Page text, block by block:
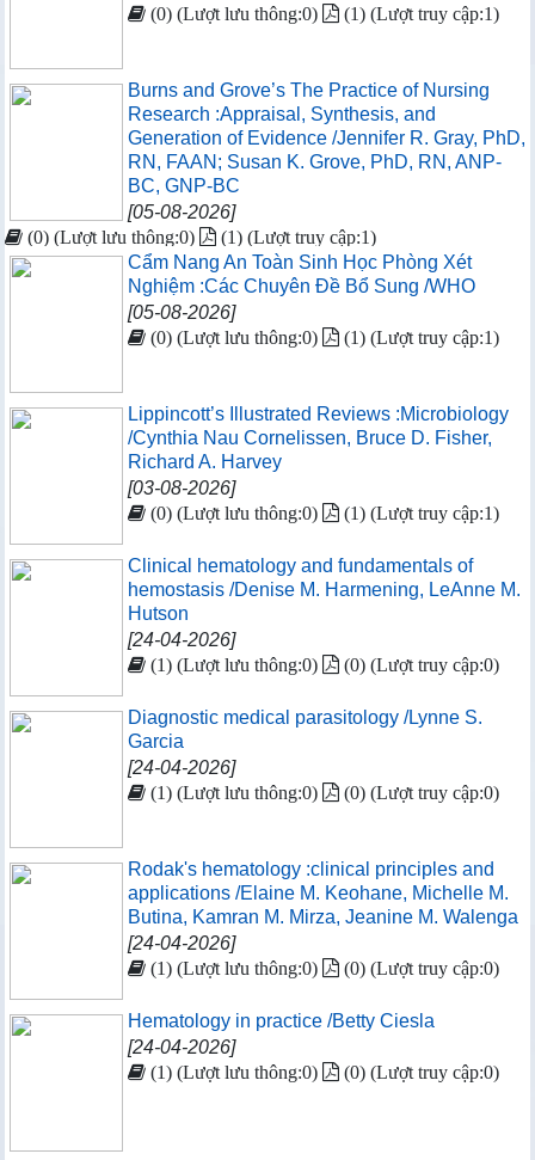
(0) (Lượt lưu thông:0) (1) (Lượt truy cập:1)
Burns and Grove’s The Practice of Nursing
Research :Appraisal, Synthesis, and
Generation of Evidence /Jennifer R. Gray, PhD,
RN, FAAN; Susan K. Grove, PhD, RN, ANP-
BC, GNP-BC
[05-08-2026]
(0) (Lượt lưu thông:0) (1) (Lượt truy cập:1)
Cẩm Nang An Toàn Sinh Học Phòng Xét
Nghiệm :Các Chuyên Đề Bổ Sung /WHO
[05-08-2026]
(0) (Lượt lưu thông:0) (1) (Lượt truy cập:1)
Lippincott’s Illustrated Reviews :Microbiology
/Cynthia Nau Cornelissen, Bruce D. Fisher,
Richard A. Harvey
[03-08-2026]
(0) (Lượt lưu thông:0) (1) (Lượt truy cập:1)
Clinical hematology and fundamentals of
hemostasis /Denise M. Harmening, LeAnne M.
Hutson
[24-04-2026]
(1) (Lượt lưu thông:0) (0) (Lượt truy cập:0)
Diagnostic medical parasitology /Lynne S.
Garcia
[24-04-2026]
(1) (Lượt lưu thông:0) (0) (Lượt truy cập:0)
Rodak's hematology :clinical principles and
applications /Elaine M. Keohane, Michelle M.
Butina, Kamran M. Mirza, Jeanine M. Walenga
[24-04-2026]
(1) (Lượt lưu thông:0) (0) (Lượt truy cập:0)
Hematology in practice /Betty Ciesla
[24-04-2026]
(1) (Lượt lưu thông:0) (0) (Lượt truy cập:0)